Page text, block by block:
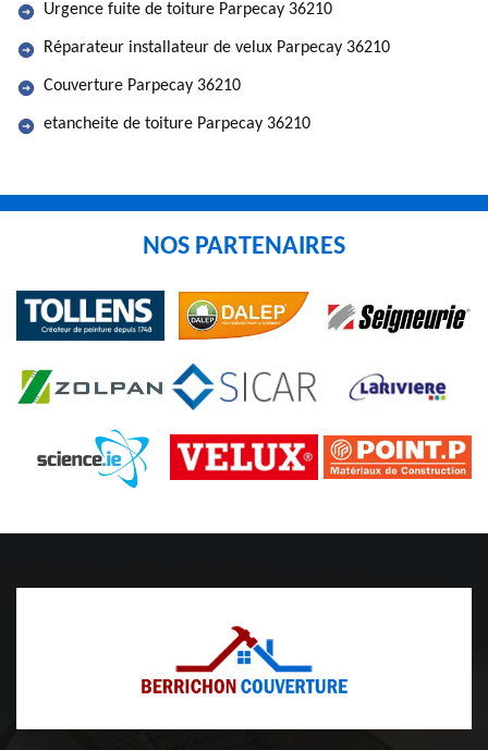
Urgence fuite de toiture Parpecay 36210
Réparateur installateur de velux Parpecay 36210
Couverture Parpecay 36210
etancheite de toiture Parpecay 36210
NOS PARTENAIRES